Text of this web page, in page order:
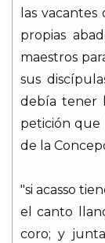
las
propias
maestros
sus
debía tener
petición que
de la
"si acasso
el canto
coro; y